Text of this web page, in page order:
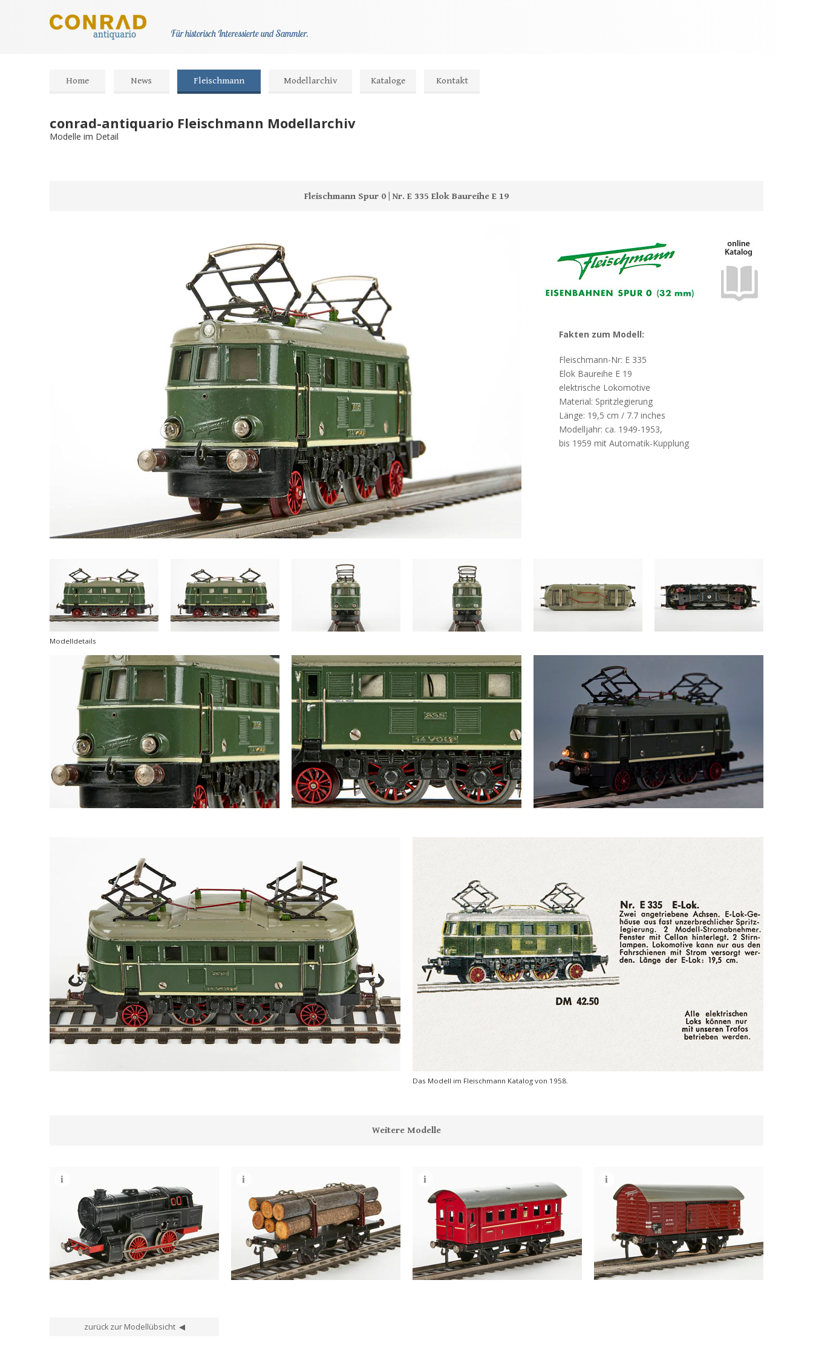
Für historisch Interessierte und Sammler.
Home News Fleischmann Modellarchiv Kataloge Kontakt
conrad-antiquario Fleischmann Modellarchiv
Modelle im Detail
Fleischmann Spur 0 | Nr. E 335 Elok Baureihe E 19
Fakten zum Modell:
Fleischmann-Nr: E 335
Elok Baureihe E 19
elektrische Lokomotive
Material: Spritzlegierung
Länge: 19,5 cm / 7.7 inches
Modelljahr: ca. 1949-1953,
bis 1959 mit Automatik-Kupplung
Modelldetails
Das Modell im Fleischmann Katalog von 1958.
Weitere Modelle
zurück zur Modellübsicht ◀